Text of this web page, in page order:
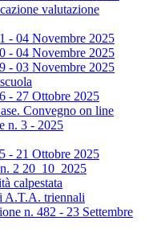
valutazione
- 04 Novembre 2025
- 04 Novembre 2025
- 03 Novembre 2025
- 27 Ottobre 2025
Convegno on line
n. 3 - 2025
- 21 Ottobre 2025
2 20_10_2025
calpestata
A.T.A. triennali
n. 482 - 23 Settembre